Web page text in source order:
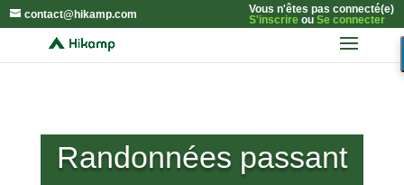
contact@hikamp.com
Vous n'êtes pas connecté(e)
S'inscrireou Se connecter
Randonnées passant